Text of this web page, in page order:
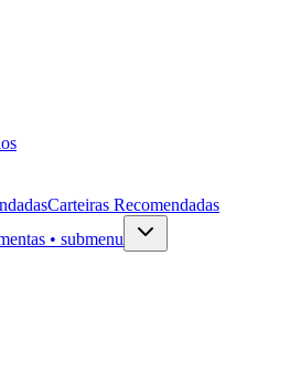
Carteiras Recomendadas
• submenu